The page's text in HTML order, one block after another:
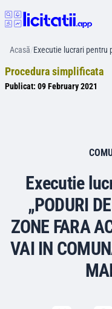
Acasă/Executie lucrari pentru
Procedura simplificata
Publicat: 09 February 2021
Executie
„PODURI
ZONE FARA
VAI IN